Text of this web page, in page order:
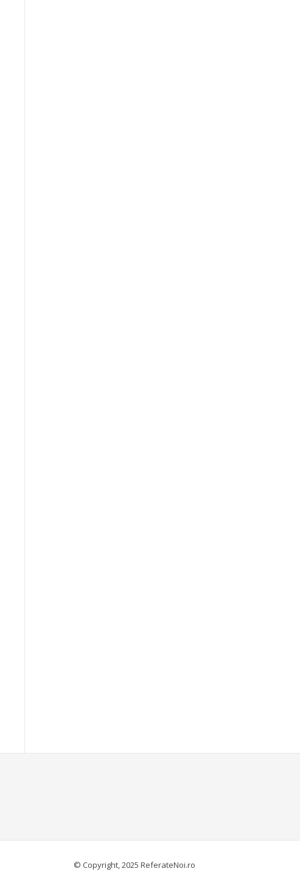
© Copyright, 2025 ReferateNoi.ro